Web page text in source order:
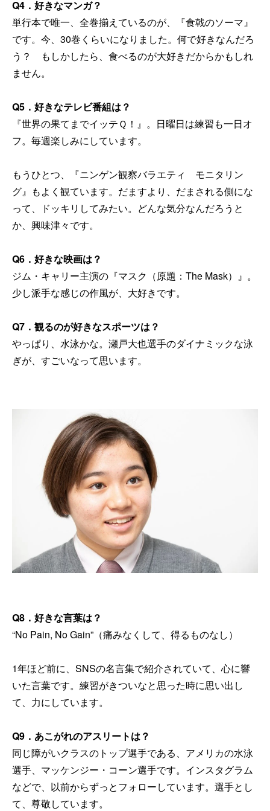
Q4 ．好きなマンガ？
単行本で唯一、全巻揃えているのが、『食戟のソーマ』
です。今、30巻くらいになりました。何で好きなんだろ
う？ もしかしたら、食べるのが大好きだからかもしれ
ません。
Q5 ．好きなテレビ番組は？
『世界の果てまでイッテＱ！』。日曜日は練習も一日オ
フ。毎週楽しみにしています。
もうひとつ、『ニンゲン観察バラエティ モニタリン
グ』もよく観ています。だますより、だまされる側にな
って、ドッキリしてみたい。どんな気分なんだろうと
か、興味津々です。
Q6 ．好きな映画は？
ジム・キャリー主演の『マスク（原題：The Mask）』。
少し派手な感じの作風が、大好きです。
Q7 ．観るのが好きなスポーツは？
やっぱり、水泳かな。瀬戸大也選手のダイナミックな泳
ぎが、すごいなって思います。
Q8 ． 好きな言葉は？
“No Pain, No Gain”（痛みなくして、得るものなし）
1年ほど前に、SNSの名言集で紹介されていて、心に響
いた言葉です。練習がきついなと思った時に思い出し
て、力にしています。
Q9 ．あこがれのアスリートは？
同じ障がいクラスのトップ選手である、アメリカの水泳
選手、マッケンジー・コーン選手です。インスタグラム
などで、以前からずっとフォローしています。選手とし
て、尊敬しています。